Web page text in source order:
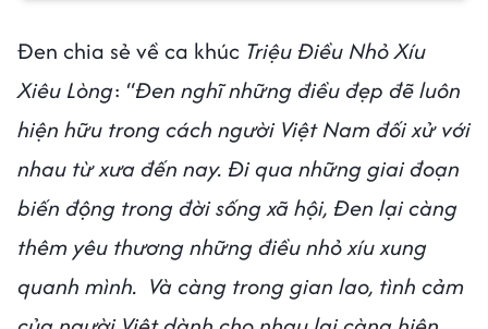
Đen chia sẻ về ca khúc Triệu Điều Nhỏ Xíu
Xiêu Lòng: “Đen nghĩ những điều đẹp đẽ luôn
hiện hữu trong cách người Việt Nam đối xử với
nhau từ xưa đến nay. Đi qua những giai đoạn
biến động trong đời sống xã hội, Đen lại càng
thêm yêu thương những điều nhỏ xíu xung
quanh mình. Và càng trong gian lao, tình cảm